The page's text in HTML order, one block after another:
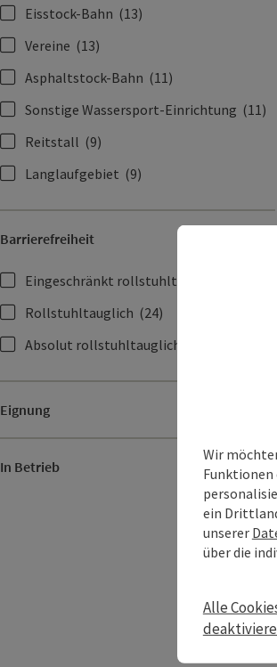
Eisstock-Bahn (13)
Vereine (13)
Asphaltstock-Bahn (11)
Sonstige Wassersport-Einrichtung (11)
Reitstall (9)
Langlaufgebiet (9)
Barrierefreiheit
Eingeschränkt rollstuhltauglich
Rollstuhltauglich (24)
Absolut rollstuhltauglich
Eignung
In Betrieb
Wir
Funktionen
ein
unserer
über die
Alle